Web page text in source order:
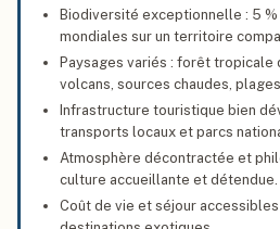
Biodiversité exceptionnelle : 5
mondiales sur un territoire
Paysages variés : forêt tropicale
volcans, sources chaudes,
Infrastructure touristique bien
transports locaux et parcs
Atmosphère décontractée et
culture accueillante et détendue.
Coût de vie et séjour